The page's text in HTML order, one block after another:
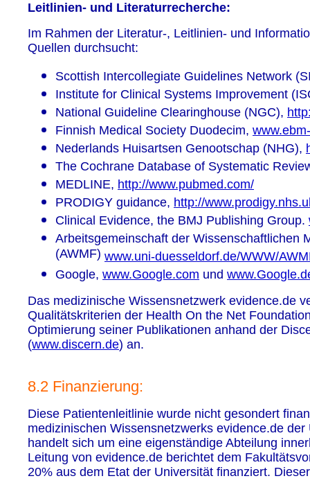
Leitlinien- und Literaturrecherche:
Im Rahmen der Literatur-, Leitlinien- und
Quellen durchsucht:
Scottish Intercollegiate Guidelines Network
Institute for Clinical Systems Improvement
National Guideline Clearinghouse (NGC),
Finnish Medical Society Duodecim,
Nederlands Huisartsen Genootschap (NHG),
The Cochrane Database of Systematic
MEDLINE, http://www.pubmed.com/
PRODIGY guidance, http://
Clinical Evidence, the BMJ Publishing Group.
Arbeitsgemeinschaft der Wissenschaftlichen
(AWMF) www.uni-duesseldorf.de/WWW/
Google, www.Google.com und
Das medizinische Wissensnetzwerk evidence.de
Qualitätskriterien der Health On the Net
Optimierung seiner Publikationen anhand der
(www.discern.de) an.
8.2 Finanzierung:
Diese Patientenleitlinie wurde nicht gesondert
medizinischen Wissensnetzwerks evidence.de
handelt sich um eine eigenständige Abteilung
Leitung von evidence.de berichtet dem
20% aus dem Etat der Universität finanziert.